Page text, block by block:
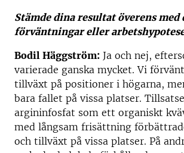
Stämde dina resultat överens med
förväntningar eller
Bodil Häggström: Ja och nej,
varierade ganska mycket. Vi
tillväxt på positioner i högarna,
bara fallet på vissa platser.
argininfosfat som ett organiskt
med långsam frisättning
och tillväxt på vissa platser. På